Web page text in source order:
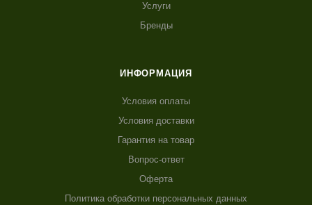
Услуги
Бренды
ИНФОРМАЦИЯ
Условия оплаты
Условия доставки
Гарантия на товар
Вопрос-ответ
Оферта
Политика обработки персональных данных